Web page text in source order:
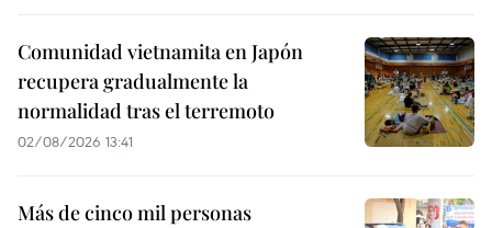
Comunidad vietnamita en Japón
recupera gradualmente la
normalidad tras el terremoto
02/08/2026 13:41
Más de cinco mil personas